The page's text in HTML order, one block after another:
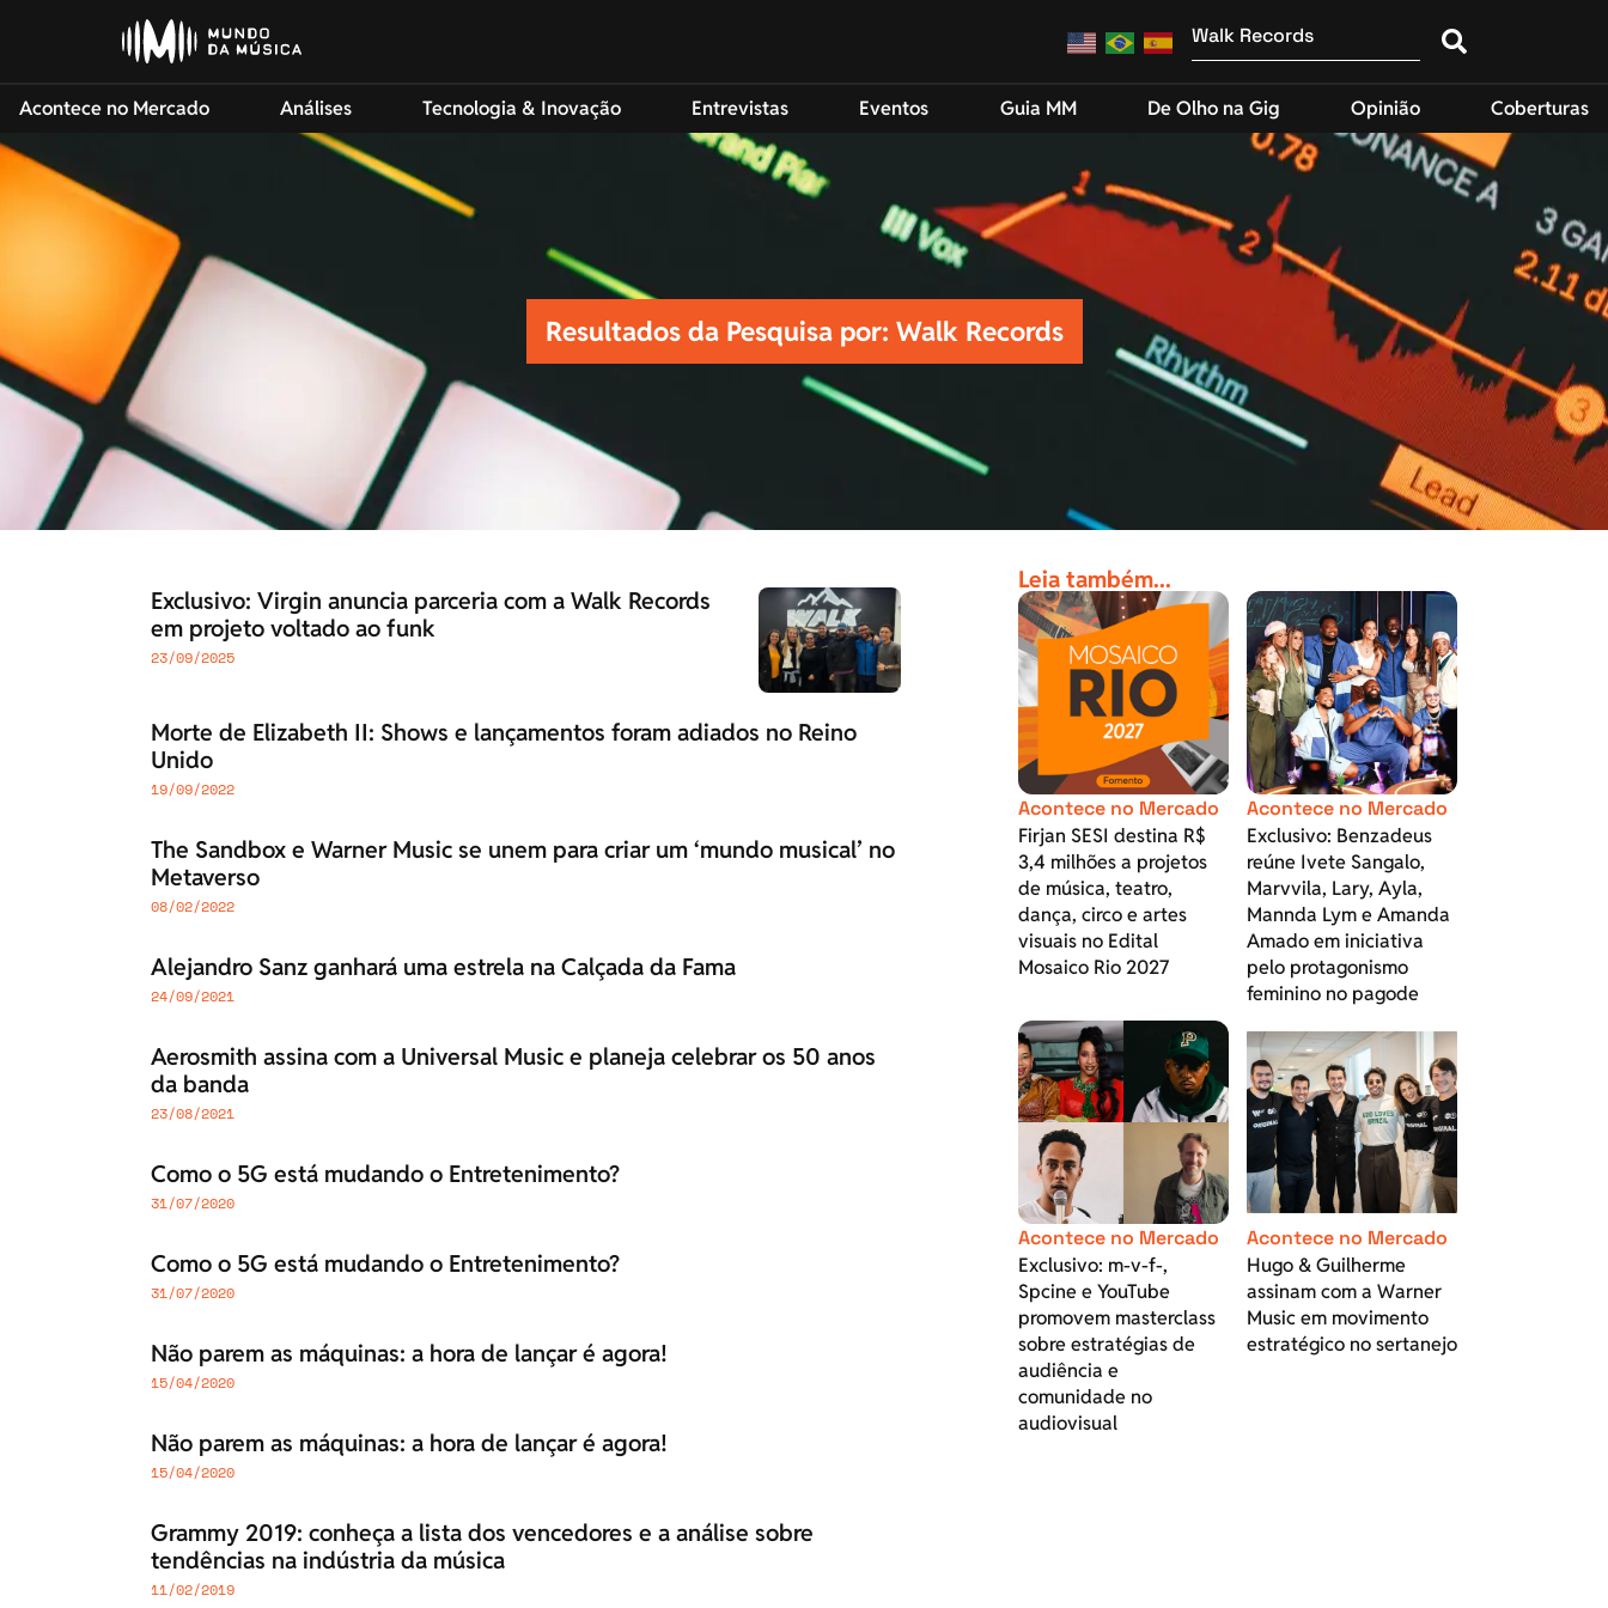
Acontece no Mercado Análises Tecnologia & Inovação Entrevistas Eventos Guia MM De Olho na Gig Opinião Coberturas
Resultados da Pesquisa por: Walk Records
Exclusivo: Virgin anuncia parceria com a Walk Records
em projeto voltado ao funk
23/09/2025
Morte de Elizabeth II: Shows e lançamentos foram adiados no Reino
Unido
19/09/2022
The Sandbox e Warner Music se unem para criar um ‘mundo musical’ no
Metaverso
08/02/2022
Alejandro Sanz ganhará uma estrela na Calçada da Fama
24/09/2021
Aerosmith assina com a Universal Music e planeja celebrar os 50 anos
da banda
23/08/2021
Como o 5G está mudando o Entretenimento?
31/07/2020
Como o 5G está mudando o Entretenimento?
31/07/2020
Não parem as máquinas: a hora de lançar é agora!
15/04/2020
Não parem as máquinas: a hora de lançar é agora!
15/04/2020
Grammy 2019: conheça a lista dos vencedores e a análise sobre
tendências na indústria da música
11/02/2019
Leia também...
Acontece no Mercado
Firjan SESI destina R$
3,4 milhões a projetos
de música, teatro,
dança, circo e artes
visuais no Edital
Mosaico Rio 2027
Acontece no Mercado
Exclusivo: Benzadeus
reúne Ivete Sangalo,
Marvvila, Lary, Ayla,
Mannda Lym e Amanda
Amado em iniciativa
pelo protagonismo
feminino no pagode
Acontece no Mercado
Exclusivo: m-v-f-,
Spcine e YouTube
promovem masterclass
sobre estratégias de
audiência e
comunidade no
audiovisual
Acontece no Mercado
Hugo & Guilherme
assinam com a Warner
Music em movimento
estratégico no sertanejo